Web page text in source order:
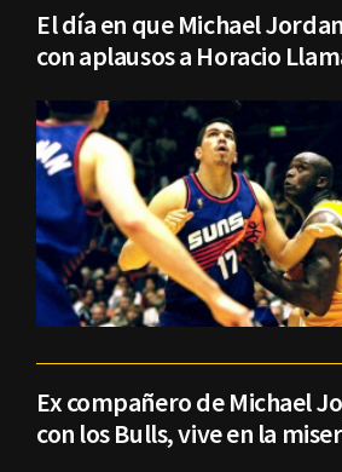
El día en que Michael
con aplausos a Horacio
Ex compañero de Michael
con los Bulls, vive en la